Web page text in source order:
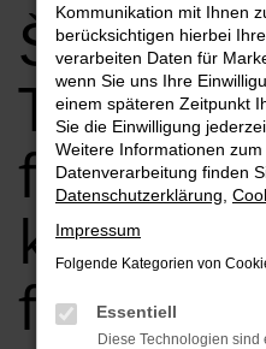
Škoda
für
kaufen,
Kommunikation mit Ihnen
berücksichtigen hierbei
verarbeiten Daten für
wenn Sie uns Ihre
einem späteren Zeitpunkt
Sie die Einwilligung
Weitere Informationen
Datenverarbeitung finden
Datenschutzerklärung
Impressum
Folgende Kategorien von
Essentiell
Diese Technologien sind